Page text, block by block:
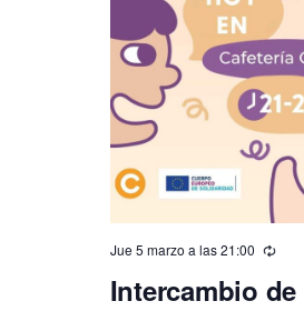
Jue 5 marzo a las 21:00
Intercambio